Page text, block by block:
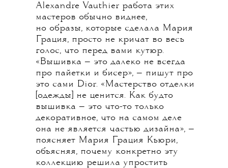
Alexandre Vauthier работа этих
мастеров обычно виднее,
но образы, которые сделала Мария
Грация, просто не кричат во весь
голос, что перед вами кутюр.
«Вышивка — это далеко не всегда
про пайетки и бисер», — пишут про
это сами Dior. «Мастерство отделки
[одежды] не ценится. Как будто
вышивка — это что-то только
декоративное, что на самом деле
она не является частью дизайна», —
поясняет Мария Грация Кьюри,
объясняя, почему конкретно эту
коллекцию решила упростить